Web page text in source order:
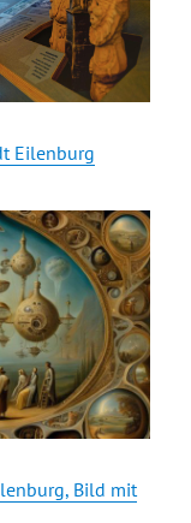
Eilenburg
Bild mit